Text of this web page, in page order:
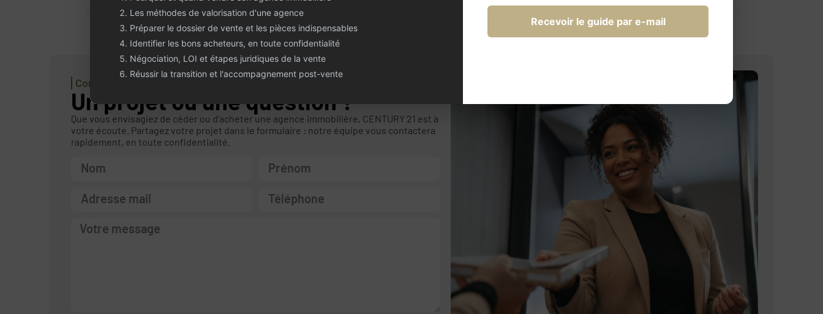
Contactez-nous
Un projet ou une question ?
Que vous envisagiez de céder ou d’acheter une agence immobilière, CENTURY 21 est à
votre écoute. Partagez votre projet dans le formulaire : notre équipe vous contactera
rapidement, en toute confidentialité.
Les méthodes de valorisation d'une agence
Préparer le dossier de vente et les pièces indispensables
Identifier les bons acheteurs, en toute confidentialité
Négociation, LOI et étapes juridiques de la vente
Réussir la transition et l'accompagnement post-vente
Recevoir le guide par e-mail